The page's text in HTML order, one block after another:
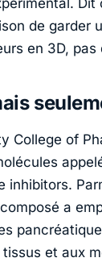
de garder
en 3D, pas
College of
inhibitors.
a
et aux